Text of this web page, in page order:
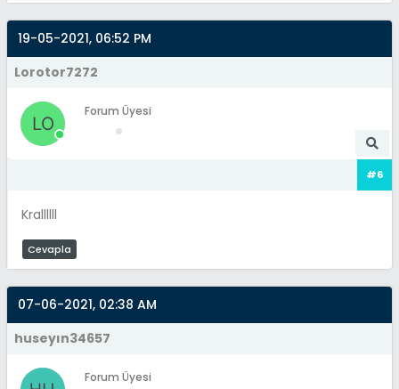
19-05-2021, 06:52 PM
Lorotor7272
Forum Üyesi
#6
Krallllll
Cevapla
07-06-2021, 02:38 AM
huseyın34657
Forum Üyesi